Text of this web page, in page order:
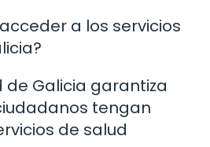
a los servicios
de Galicia garantiza
tengan
de salud